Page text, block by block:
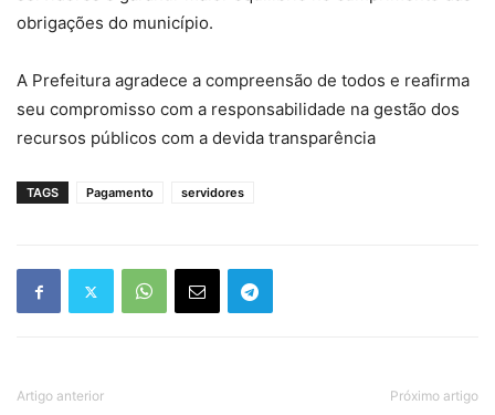
obrigações do município.
A Prefeitura agradece a compreensão de todos e reafirma
seu compromisso com a responsabilidade na gestão dos
recursos públicos com a devida transparência
TAGS Pagamento servidores
Artigo anterior Próximo artigo